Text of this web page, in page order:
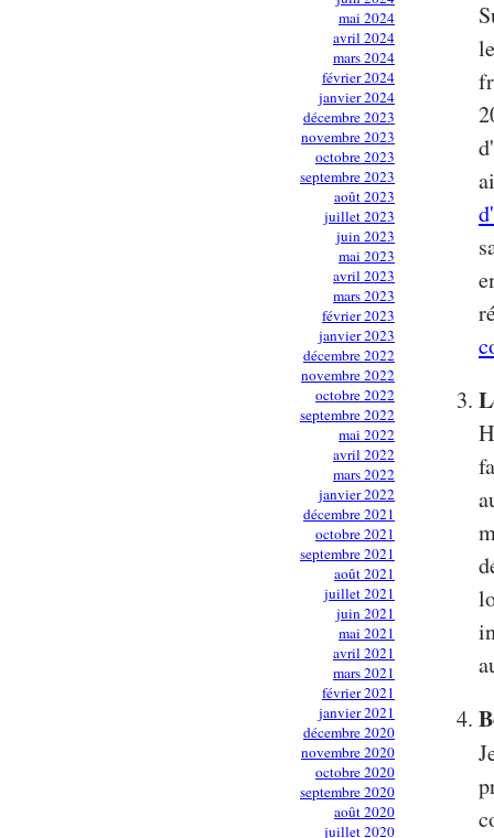
mai 2024
avril 2024
mars 2024
février 2024
janvier 2024
décembre 2023
novembre 2023
octobre 2023
septembre 2023
août 2023
juillet 2023
juin 2023
mai 2023
avril 2023
mars 2023
février 2023
janvier 2023
décembre 2022
novembre 2022
octobre 2022
septembre 2022
mai 2022
avril 2022
mars 2022
janvier 2022
décembre 2021
octobre 2021
septembre 2021
août 2021
juillet 2021
juin 2021
mai 2021
avril 2021
mars 2021
février 2021
janvier 2021
décembre 2020
novembre 2020
octobre 2020
septembre 2020
août 2020
juillet 2020